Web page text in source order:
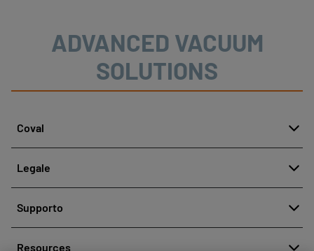
ADVANCED VACUUM
SOLUTIONS
Coval
Storia
Le nostre tecnologie
Legale
Note legali
Supporto
Resources